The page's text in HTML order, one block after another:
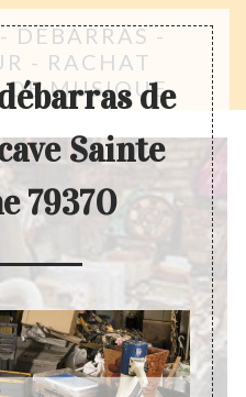
DÉBARRAS -
- RACHAT
MUSIQUE
de
Sainte
79370